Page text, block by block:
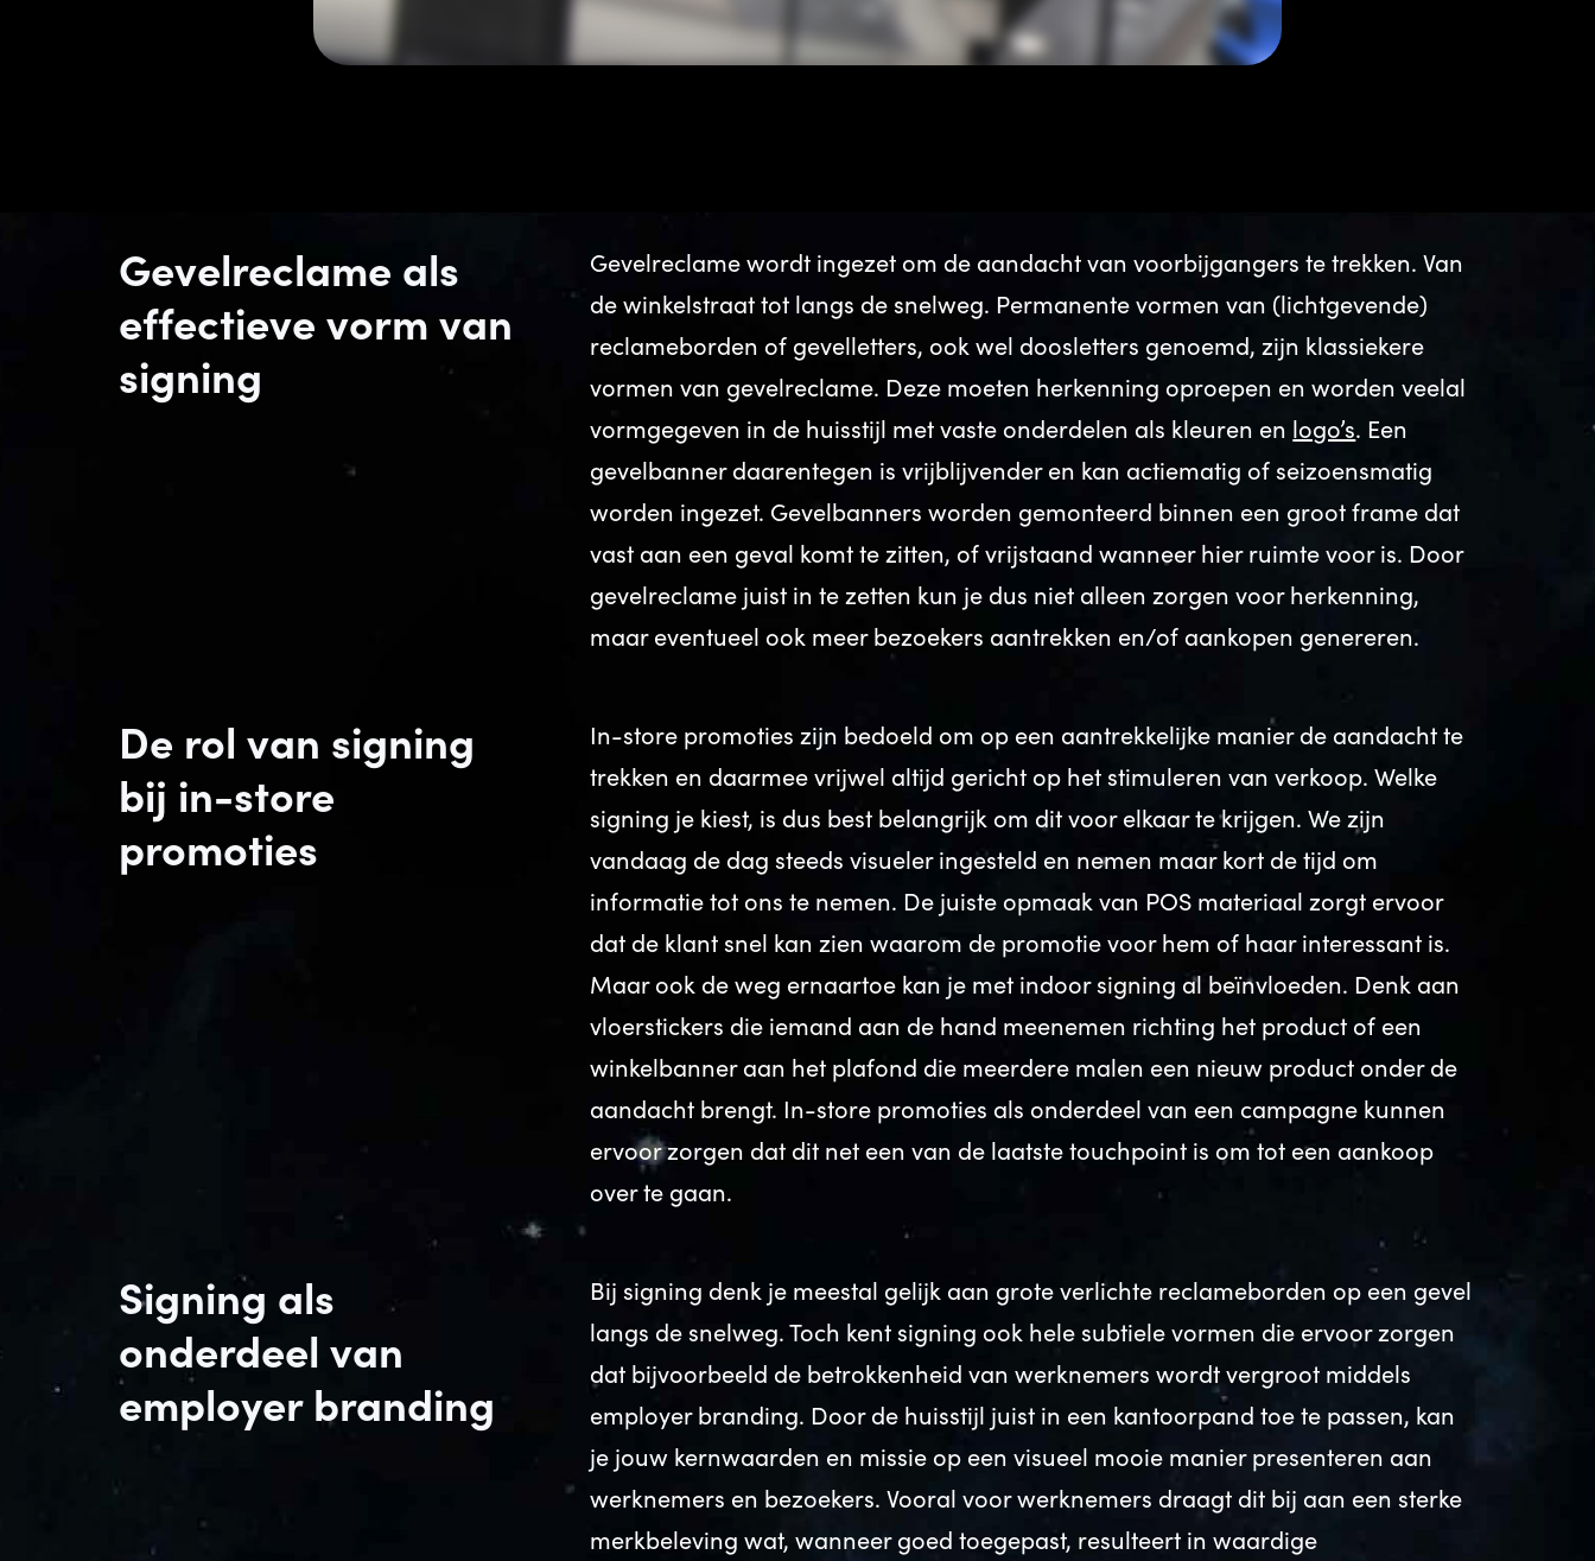
Gevelreclame als
effectieve vorm van
signing
Gevelreclame wordt ingezet om de aandacht van voorbijgangers te trekken. Van
de winkelstraat tot langs de snelweg. Permanente vormen van (lichtgevende)
reclameborden of gevelletters, ook wel doosletters genoemd, zijn klassiekere
vormen van gevelreclame. Deze moeten herkenning oproepen en worden veelal
vormgegeven in de huisstijl met vaste onderdelen als kleuren en logo’s. Een
gevelbanner daarentegen is vrijblijvender en kan actiematig of seizoensmatig
worden ingezet. Gevelbanners worden gemonteerd binnen een groot frame dat
vast aan een geval komt te zitten, of vrijstaand wanneer hier ruimte voor is. Door
gevelreclame juist in te zetten kun je dus niet alleen zorgen voor herkenning,
maar eventueel ook meer bezoekers aantrekken en/of aankopen genereren.
De rol van signing
bij in-store
promoties
In-store promoties zijn bedoeld om op een aantrekkelijke manier de aandacht te
trekken en daarmee vrijwel altijd gericht op het stimuleren van verkoop. Welke
signing je kiest, is dus best belangrijk om dit voor elkaar te krijgen. We zijn
vandaag de dag steeds visueler ingesteld en nemen maar kort de tijd om
informatie tot ons te nemen. De juiste opmaak van POS materiaal zorgt ervoor
dat de klant snel kan zien waarom de promotie voor hem of haar interessant is.
Maar ook de weg ernaartoe kan je met indoor signing al beïnvloeden. Denk aan
vloerstickers die iemand aan de hand meenemen richting het product of een
winkelbanner aan het plafond die meerdere malen een nieuw product onder de
aandacht brengt. In-store promoties als onderdeel van een campagne kunnen
ervoor zorgen dat dit net een van de laatste touchpoint is om tot een aankoop
over te gaan.
Signing als
onderdeel van
employer branding
Bij signing denk je meestal gelijk aan grote verlichte reclameborden op een gevel
langs de snelweg. Toch kent signing ook hele subtiele vormen die ervoor zorgen
dat bijvoorbeeld de betrokkenheid van werknemers wordt vergroot middels
employer branding. Door de huisstijl juist in een kantoorpand toe te passen, kan
je jouw kernwaarden en missie op een visueel mooie manier presenteren aan
werknemers en bezoekers. Vooral voor werknemers draagt dit bij aan een sterke
merkbeleving wat, wanneer goed toegepast, resulteert in waardige